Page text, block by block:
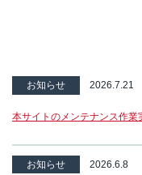
お知らせ 2026.7.21
本サイトのメンテナンス作業
お知らせ 2026.6.8